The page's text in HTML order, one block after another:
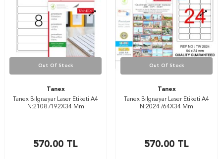
Out Of Stock
Tanex
Tanex Bılgısayar Laser Etiketi A4
N:2108 /192X34 Mm
570.00 TL
Out Of Stock
Tanex
Tanex Bılgısayar Laser Etiketi A4
N:2024 /64X34 Mm
570.00 TL